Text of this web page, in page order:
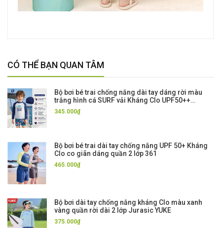
CÓ THỂ BẠN QUAN TÂM
Bộ bơi bé trai chống nắng dài tay dáng rời màu
trắng hình cá SURF vải Kháng Clo UPF50++
Momasong
345.000₫
Bộ bơi bé trai dài tay chống nắng UPF 50+ Kháng
Clo co giãn dáng quần 2 lớp 361
465.000₫
Bộ bơi dài tay chống nắng kháng Clo màu xanh
vàng quần rời dài 2 lớp Jurasic YUKE
375.000₫